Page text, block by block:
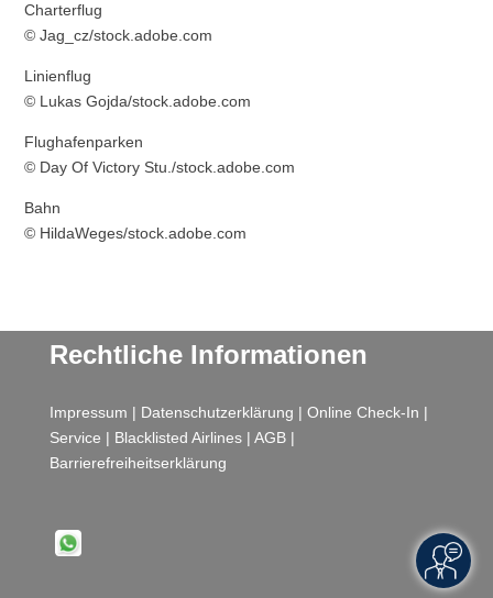
Charterflug
© Jag_cz/stock.adobe.com
Linienflug
© Lukas Gojda/stock.adobe.com
Flughafenparken
© Day Of Victory Stu./stock.adobe.com
Bahn
© HildaWeges/stock.adobe.com
Rechtliche Informationen
Impressum | Datenschutzerklärung | Online Check-In |
Service | Blacklisted Airlines| AGB|
Barrierefreiheitserklärung